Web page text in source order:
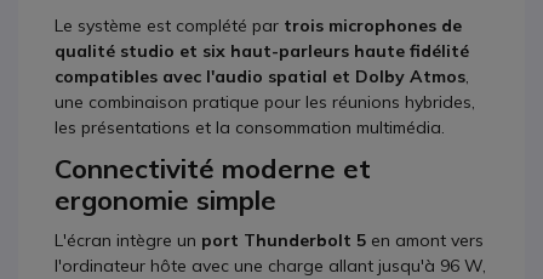
Le système est complété par trois microphones de
qualité studio et six haut-parleurs haute fidélité
compatibles avec l'audio spatial et Dolby Atmos,
une combinaison pratique pour les réunions hybrides,
les présentations et la consommation multimédia.
Connectivité moderne et
ergonomie simple
L'écran intègre un port Thunderbolt 5 en amont vers
l'ordinateur hôte avec une charge allant jusqu'à 96 W,